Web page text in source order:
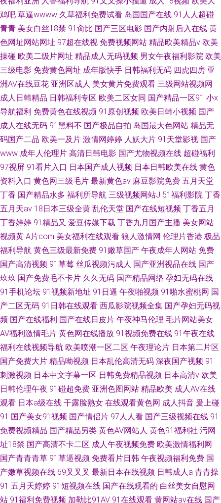
鸡吧 草逼wwww 久草福利免费试看 岛国国产在线 91人人超碰
青青 美女白丝18禁 91肏比 国产三区电影 国产内射后入在线 黄
色网址网站网址 97超在线视 免费视频网站 精品欧美精品v 欧美
操碰 欧美二级片网址 精品成人无码视频 男女午夜福利影院 欧美
三级电影 免费黄色网址 成年版快手 日韩福利无码 四虎四房 亚
洲AV在线豆花 亚洲区成人 美女黄片免费观看 三级网站视频网
成人日韩精品 日韩福利专区 欧美二区女同 国产精品一区91 小x
导航福利 免费黄色在线视频 91原创视频 欧美日韩小视频 国产
成人在线无码 91黑料不 国产极品自拍 岛国最大色网站 精品无
码国产二品 欧美一及片 激情网婷婷 人妖大片 91天堂影视 国产
www 成年人伦理片 高清日韩电影 国产尤物视频在线 超碰福利
97视屏 91看片入口 日本国产成人视频 日本日韩欧美在线 黄色
资料入口 黄色网三级毛片 最新黄色av 麻豆影院免费 五月天堂
丁香 国产精品水多 福利所导航 三级视频网站J 51福利影院 丁香
五月天av 18日本三级全黄 乱伦天堂 国产在线短视频 丁香五月
丁香婷婷 91精品又 爱豆传媒下载 丁香九月国产主播 美女网站
视频黄 A片com 美女福利在线观看 狼人激情网 伦理片香港 极品
福利导航 黄色三级最新免费 91嫩草国产 午夜成年人网站 免费
国产高清视频 91草莓 丝瓜视频污成人 国产亚洲视品在线 国产
玖玖 国产免费毛不卡片 久久无码 国产精品网络 孕妇无码在线
91手机论坛 91视频新地址 91日逼 午夜啪视频 91啪水蜜桃网 国
产二区无码 91日韩在线观看 西瓜影院视频全集 国产孕妇无码视
频 国产在线福利 国产在线日皮片 午夜神马伦理 毛片网站美女
AV福利激情毛片 黄色网在线播放 91视频免费在线 91午夜在线
福利在线视频导航 欧美喷潮一区二区 午夜理论片 日本第二片区
国产免费大片 精品呦视频 日本乱伦高清无码 深夜国产视频 91
刺激视频 日本中文字幕一区 日韩免费精品视频 日本高清v 欧美
日韩伦理午夜 91碰超免费 亚洲色图网站 精品欧美 成人AV在线
观看 日本a级在线 干露脸熟女 在线观看黄色网 成人抖音 爰上碰
91 国产美女91视频 国产情侣片 97人人看 国产三级视频在线 91
免费视频精品 国产精品另类 黄色AV网站人 黄色91福利社 污网
址18禁 国产高清不卡二区 成人午夜视频免费 欧美激情福利网
国产青青青草 91草逼视频 免费看片日韩 午夜视频福利免费 国
产嫩草视频在线 69叉叉叉 最新日本在线视频 日韩成人a 青青操
91 五月天婷婷 91短视频在线 国产在线观看的 白丝美女自慰网
站 91福利免费视频 加勒比91AV 91在线观看 黄网站av在线 国产